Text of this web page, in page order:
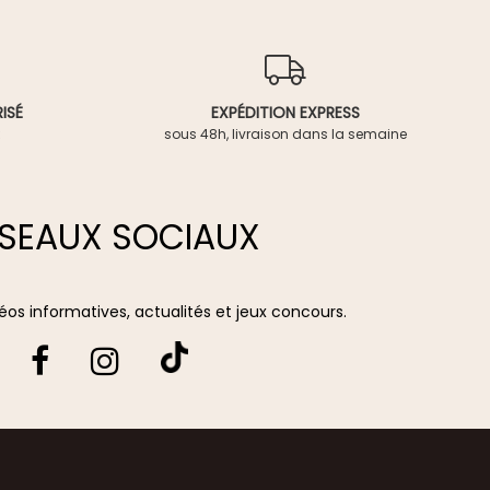
EXPÉDITION EXPRESS
sous 48h, livraison dans la semaine
SOCIAUX
informatives, actualités et jeux concours.